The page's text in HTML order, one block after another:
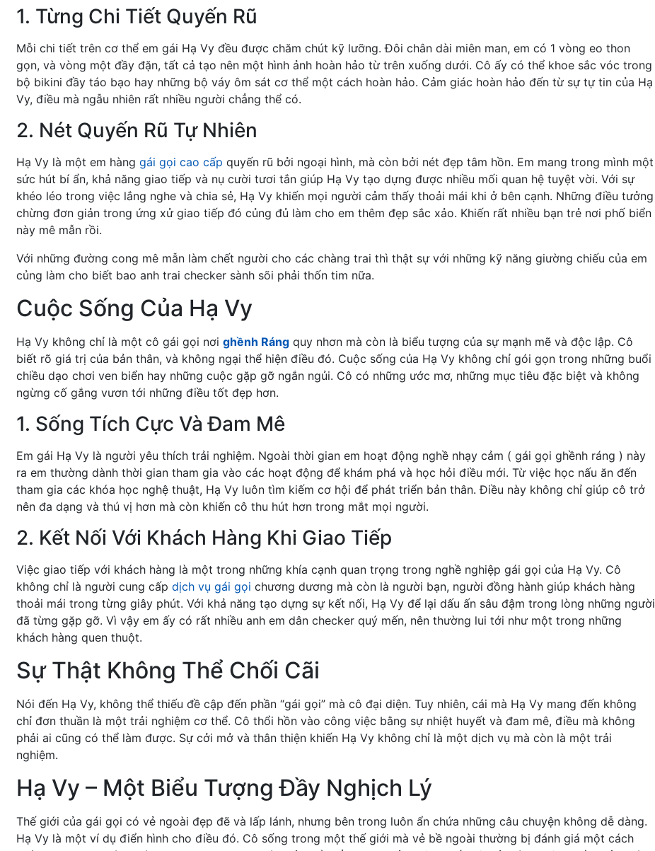
1. Từng Chi Tiết Quyến Rũ
Mỗi chi tiết trên cơ thể em gái Hạ Vy đều được chăm chút kỹ lưỡng. Đôi chân dài miên man, em có 1 vòng eo thon
gọn, và vòng một đầy đặn, tất cả tạo nên một hình ảnh hoàn hảo từ trên xuống dưới. Cô ấy có thể khoe sắc vóc trong
bộ bikini đầy táo bạo hay những bộ váy ôm sát cơ thể một cách hoàn hảo. Cảm giác hoàn hảo đến từ sự tự tin của Hạ
Vy, điều mà ngẫu nhiên rất nhiều người chẳng thể có.
2. Nét Quyến Rũ Tự Nhiên
Hạ Vy là một em hàng gái gọi cao cấp quyến rũ bởi ngoại hình, mà còn bởi nét đẹp tâm hồn. Em mang trong mình một
sức hút bí ẩn, khả năng giao tiếp và nụ cười tươi tắn giúp Hạ Vy tạo dựng được nhiều mối quan hệ tuyệt vời. Với sự
khéo léo trong việc lắng nghe và chia sẻ, Hạ Vy khiến mọi người cảm thấy thoải mái khi ở bên cạnh. Những điều tưởng
chừng đơn giản trong ứng xử giao tiếp đó củng đủ làm cho em thêm đẹp sắc xảo. Khiến rất nhiều bạn trẻ nơi phố biển
này mê mẫn rồi.
Với những đường cong mê mẫn làm chết người cho các chàng trai thì thật sự với những kỹ năng giường chiếu của em
củng làm cho biết bao anh trai checker sành sõi phải thốn tim nữa.
Cuộc Sống Của Hạ Vy
Hạ Vy không chỉ là một cô gái gọi nơi ghềnh Ráng quy nhơn mà còn là biểu tượng của sự mạnh mẽ và độc lập. Cô
biết rõ giá trị của bản thân, và không ngại thể hiện điều đó. Cuộc sống của Hạ Vy không chỉ gói gọn trong những buổi
chiều dạo chơi ven biển hay những cuộc gặp gỡ ngắn ngủi. Cô có những ước mơ, những mục tiêu đặc biệt và không
ngừng cố gắng vươn tới những điều tốt đẹp hơn.
1. Sống Tích Cực Và Đam Mê
Em gái Hạ Vy là người yêu thích trải nghiệm. Ngoài thời gian em hoạt động nghề nhạy cảm ( gái gọi ghềnh ráng ) này
ra em thường dành thời gian tham gia vào các hoạt động để khám phá và học hỏi điều mới. Từ việc học nấu ăn đến
tham gia các khóa học nghệ thuật, Hạ Vy luôn tìm kiếm cơ hội để phát triển bản thân. Điều này không chỉ giúp cô trở
nên đa dạng và thú vị hơn mà còn khiến cô thu hút hơn trong mắt mọi người.
2. Kết Nối Với Khách Hàng Khi Giao Tiếp
Việc giao tiếp với khách hàng là một trong những khía cạnh quan trọng trong nghề nghiệp gái gọi của Hạ Vy. Cô
không chỉ là người cung cấp dịch vụ gái gọi chương dương mà còn là người bạn, người đồng hành giúp khách hàng
thoải mái trong từng giây phút. Với khả năng tạo dựng sự kết nối, Hạ Vy để lại dấu ấn sâu đậm trong lòng những người
đã từng gặp gỡ. Vì vậy em ấy có rất nhiều anh em dân checker quý mến, nên thường lui tới như một trong những
khách hàng quen thuột.
Sự Thật Không Thể Chối Cãi
Nói đến Hạ Vy, không thể thiếu đề cập đến phần “gái gọi” mà cô đại diện. Tuy nhiên, cái mà Hạ Vy mang đến không
chỉ đơn thuần là một trải nghiệm cơ thể. Cô thổi hồn vào công việc bằng sự nhiệt huyết và đam mê, điều mà không
phải ai cũng có thể làm được. Sự cởi mở và thân thiện khiến Hạ Vy không chỉ là một dịch vụ mà còn là một trải
nghiệm.
Hạ Vy – Một Biểu Tượng Đầy Nghịch Lý
Thế giới của gái gọi có vẻ ngoài đẹp đẽ và lấp lánh, nhưng bên trong luôn ẩn chứa những câu chuyện không dễ dàng.
Hạ Vy là một ví dụ điển hình cho điều đó. Cô sống trong một thế giới mà vẻ bề ngoài thường bị đánh giá một cách